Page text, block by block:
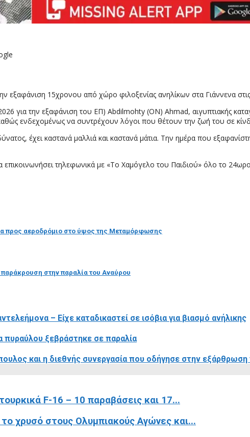
εξαφάνιση 15χρονου από χώρο φιλοξενίας ανηλίκων στα Γιάννενα
για την εξαφάνιση του ΕΠ) Abdilmohty (ΟΝ) Ahmad, αιγυπτιακής
ενδεχομένως να συντρέχουν λόγοι που θέτουν την ζωή του σε
έχει καστανά μαλλιά και καστανά μάτια. Την ημέρα που
επικοινωνήσει τηλεφωνικά με «Το Χαμόγελο του Παιδιού» όλο το 24ωρο
προς αεροδρόμιο στο ύψος της Μεταμόρφωσης
στην παραλία του Αναύρου
– Είχε καταδικαστεί σε ισόβια για βιασμό ανήλικης
πυραύλου ξεβράστηκε σε παραλία
και η διεθνής συνεργασία που οδήγησε στην
F-16 – 10 παραβάσεις και 17...
χρυσό στους Ολυμπιακούς Αγώνες και...